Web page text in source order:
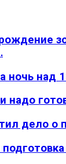
ночь над
надо
дело о